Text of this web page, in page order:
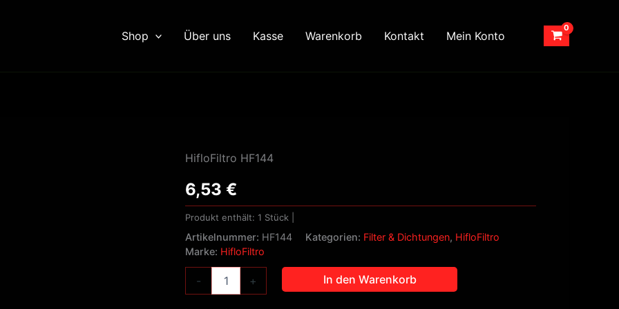
Shop Über uns Kasse Warenkorb Kontakt Mein Konto
HifloFiltro HF144
6,53€
Produkt enthält: 1 Stück
Artikelnummer: HF144 Kategorien: Filter & Dichtungen, HifloFiltro
Marke: HifloFiltro
-
HifloFiltro
Menge
+ In den Warenkorb